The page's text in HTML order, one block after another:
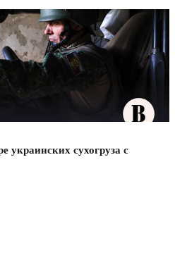
украинских сухогруза с